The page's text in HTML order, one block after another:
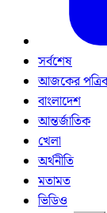
সর্বশেষ
আজকের
বাংলাদেশ
আন্তর্জাতিক
খেলা
অর্থনীতি
মতামত
ভিডিও